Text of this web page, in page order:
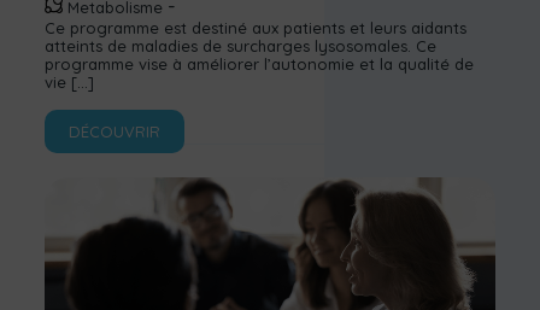
Metabolisme
Ce programme est destiné aux patients et leurs aidants
atteints de maladies de surcharges lysosomales. Ce
programme vise à améliorer l’autonomie et la qualité de
vie […]
DÉCOUVRIR